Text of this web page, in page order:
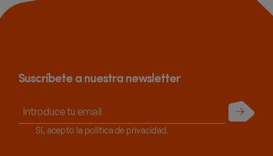
Suscríbete a nuestra newsletter
Sí, acepto la política de privacidad.
Enviar